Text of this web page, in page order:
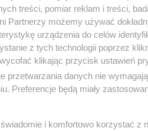
w Australii, gdzie sezon
zachowa się H3N2 w
treści, pomiar reklam i treści,
Partnerzy możemy używać
urządzenia do celów
z tych technologii poprzez
klikając przycisk ustawień
przetwarzania danych nie
Preferencje będą miały
i komfortowo korzystać z